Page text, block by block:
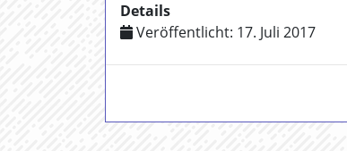
Details
Veröffentlicht: 17. Juli 2017